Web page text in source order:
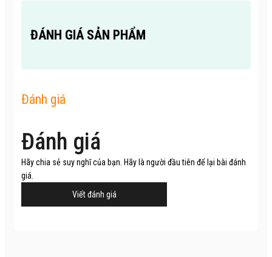
ĐÁNH GIÁ SẢN PHẨM
Đánh giá
Đánh giá
Hãy chia sẻ suy nghĩ của bạn. Hãy là người đầu tiên để lại bài đánh
giá.
Viết đánh giá